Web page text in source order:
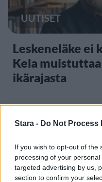
Stara - Do Not Process
If you wish to opt-out of the
processing of your
targeted advertising by us,
section to confirm your
UUTISET
Leskeneläke ei
Kela
ikärajasta
2